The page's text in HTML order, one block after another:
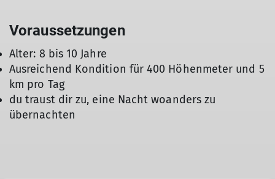
Voraussetzungen
Alter: 8 bis 10 Jahre
Ausreichend Kondition für 400 Höhenmeter und 5
km pro Tag
du traust dir zu, eine Nacht woanders zu
übernachten